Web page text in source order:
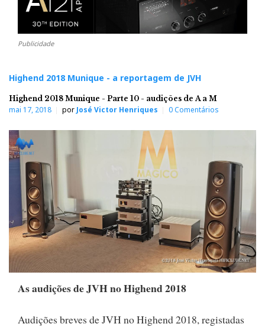
Publicidade
Highend 2018 Munique - a reportagem de JVH
Highend 2018 Munique - Parte 10 - audições de A a M
mai 17, 2018 por José Victor Henriques 0 Comentários
As audições de JVH no Highend 2018
Audições breves de JVH no Highend 2018, registadas